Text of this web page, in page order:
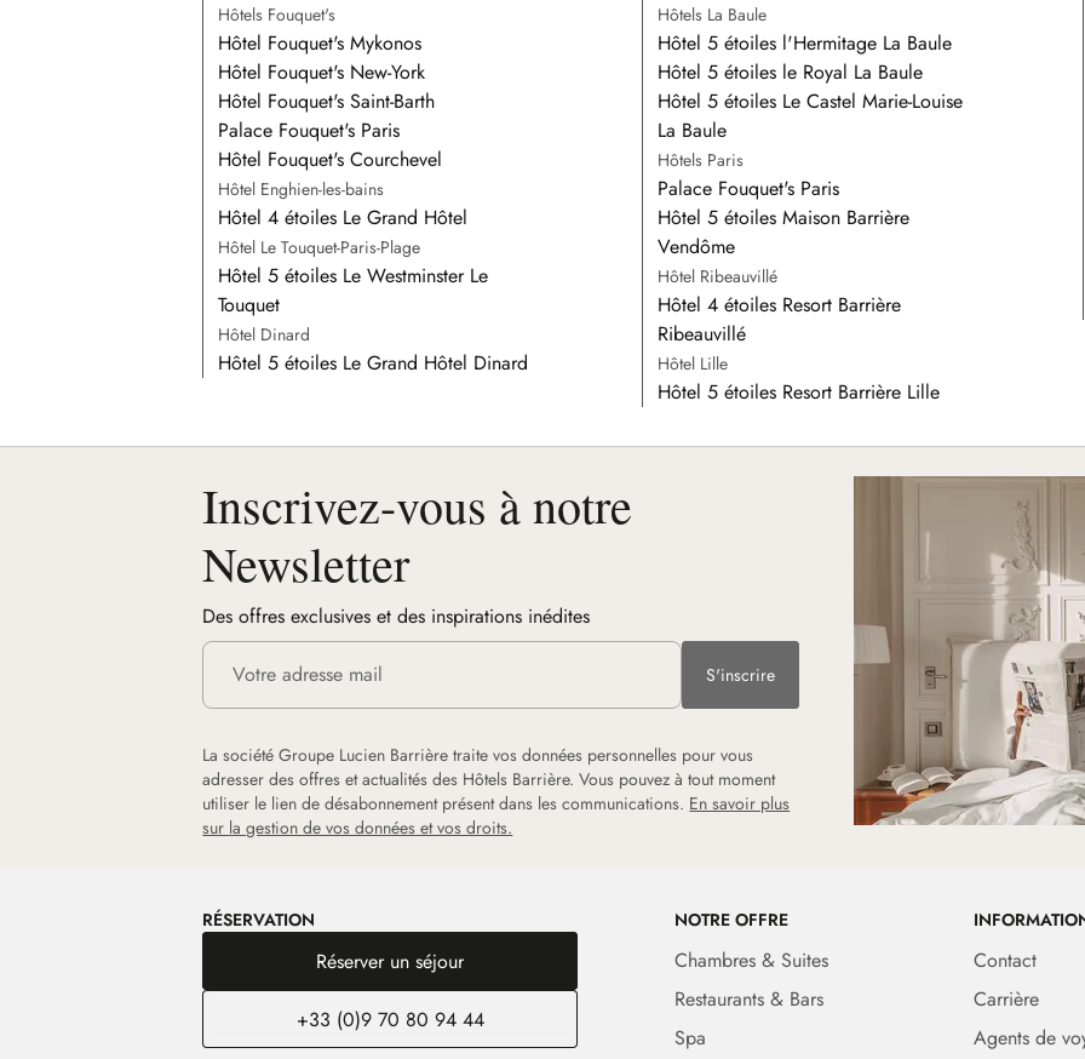
Hôtels Fouquet's
Hôtel Fouquet's Mykonos
Hôtel Fouquet's New-York
Hôtel Fouquet's Saint-Barth
Palace Fouquet's Paris
Hôtel Fouquet's Courchevel
Hôtel Enghien-les-bains
Hôtel 4 étoiles Le Grand Hôtel
Hôtel Le Touquet-Paris-Plage
Hôtel 5 étoiles Le Westminster Le
Touquet
Hôtel Dinard
Hôtel 5 étoiles Le Grand Hôtel Dinard
Hôtels La Baule
Hôtel 5 étoiles l'Hermitage La Baule
Hôtel 5 étoiles le Royal La Baule
Hôtel 5 étoiles Le Castel Marie-Louise
La Baule
Hôtels Paris
Palace Fouquet's Paris
Hôtel 5 étoiles Maison Barrière
Vendôme
Hôtel Ribeauvillé
Hôtel 4 étoiles Resort Barrière
Ribeauvillé
Hôtel Lille
Hôtel 5 étoiles Resort Barrière Lille
Inscrivez-vous à notre
Newsletter
Des offres exclusives et des inspirations inédites
S'inscrire
La société Groupe Lucien Barrière traite vos données personnelles pour vous
adresser des offres et actualités des Hôtels Barrière. Vous pouvez à tout moment
utiliser le lien de désabonnement présent dans les communications. En savoir plus
sur la gestion de vos données et vos droits.
RÉSERVATION
Réserver un séjour
+33 (0)9 70 80 94 44
NOTRE OFFRE
Chambres & Suites
Restaurants & Bars
Spa
Contact
Carrière
Agents de